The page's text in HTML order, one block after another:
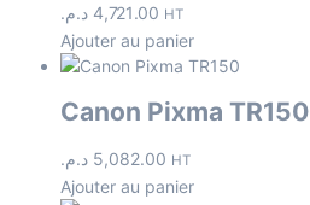
4,721.00 د.م. HT
Ajouter au panier
Canon Pixma TR150
5,082.00 د.م. HT
Ajouter au panier